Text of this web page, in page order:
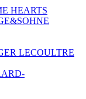
HEARTS
LECOULTRE